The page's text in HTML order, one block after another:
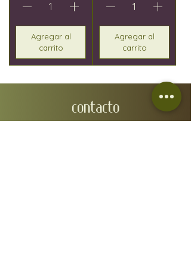
Agregar al
carrito
Agregar al
carrito
CONTACTO